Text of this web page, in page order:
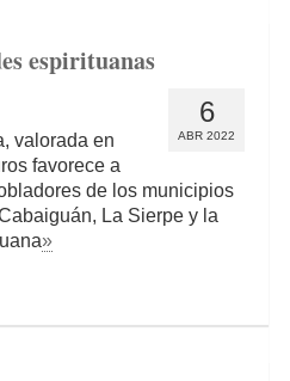
espirituanas
6
ABR 2022
valorada en
favorece a
de los municipios
La Sierpe y la
»